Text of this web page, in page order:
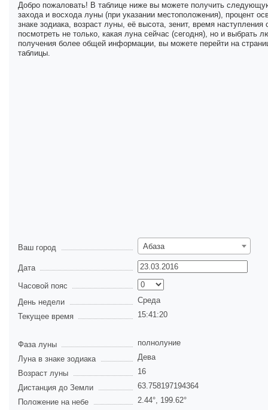
Добро пожаловать! В таблице ниже вы можете получить
захода и восхода луны (при указании местоположения), процент
знаке зодиака, возраст луны, её высота, зенит, время
посмотреть не только, какая луна сейчас (сегодня), но и
получения более общей информации, вы можете перейти на
таблицы.
Ваш город Абаза
Дата
Часовой пояс
День недели
Среда
Текущее время
15:41:21
Фаза луны
полнолуние
Луна в знаке зодиака
Дева
Возраст луны
16
Дистанция до Земли
63.758197194364
Положение на небе
2.44°, 199.62°